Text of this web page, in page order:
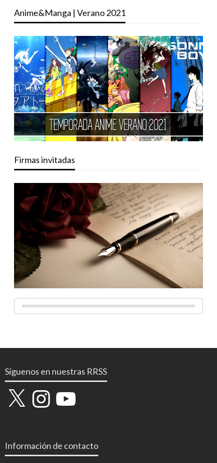
Anime&Manga | Verano 2021
Firmas invitadas
Síguenos en nuestras RRSS
X InstagramYouTube
Información de contacto